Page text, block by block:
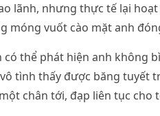
lãnh, nhưng thực tế lại
móng vuốt cào mặt anh
thể phát hiện anh không
tình thấy được băng tuyết
chân tới, đạp liên tục cho